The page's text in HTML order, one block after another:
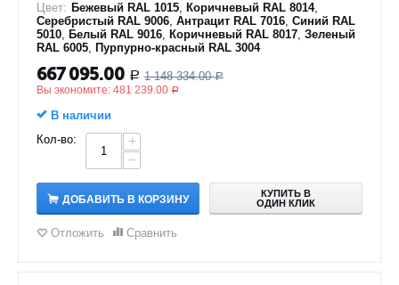
Цвет: Бежевый RAL 1015, Коричневый RAL 8014,
Серебристый RAL 9006, Антрацит RAL 7016, Синий RAL
5010, Белый RAL 9016, Коричневый RAL 8017, Зеленый
RAL 6005, Пурпурно-красный RAL 3004
667 095.00 Р 1 148 334.00 Р
Вы экономите: 481 239.00 Р
В наличии
Кол-во:
+
−
ДОБАВИТЬ В КОРЗИНУ
КУПИТЬ В
ОДИН КЛИК
Отложить Сравнить